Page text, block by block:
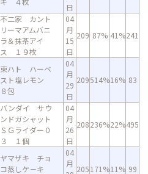
日
不二家 カント
リーマアムバニ
ラ＆抹茶アイ
ス １９枚
04
月
15
日
209 87% 41%241
東ハト ハーベ
スト塩レモン
８包
04
月
29
日
209514%16% 83
バンダイ サウ
ンドガシャット
ＳＧライダー０
３ １個
04
月
26
日
208236%22%495
ヤマザキ チョ
コ蒸しケ－キ
04
月
205171%11% 99